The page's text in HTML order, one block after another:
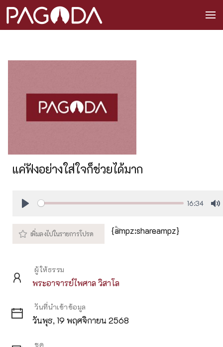
แค่ฟังอย่างใส่ใจก็ช่วยได้มาก
16:34
{ampz:shareampz}
ผู้ให้ธรรม
พระอาจารย์ไพศาล วิสาโล
วันที่นำเข้าข้อมูล
วันพุธ, 19 พฤศจิกายน 2568
ชุด